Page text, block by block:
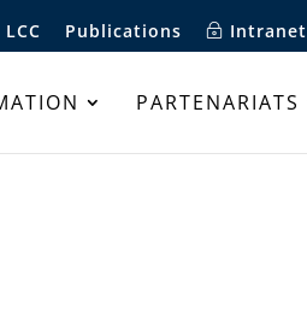
Publications Intranet
PARTENARIATS